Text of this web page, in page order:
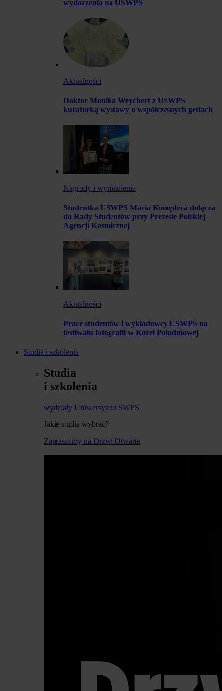
wydarzenia na USWPS
Aktualności
Doktor Monika Weychert z USWPS
kuratorką wystawy o współczesnych gettach
Nagrody i wyróżnienia
Studentka USWPS Maria Komędera dołącza
do Rady Studentów przy Prezesie Polskiej
Agencji Kosmicznej
Aktualności
Prace studentów i wykładowcy USWPS na
festiwalu fotografii w Korei Południowej
Studia i szkolenia
Studia
i szkolenia
wydziały Uniwersytetu SWPS
Jakie studia wybrać?
Zapraszamy na Drzwi Otwarte